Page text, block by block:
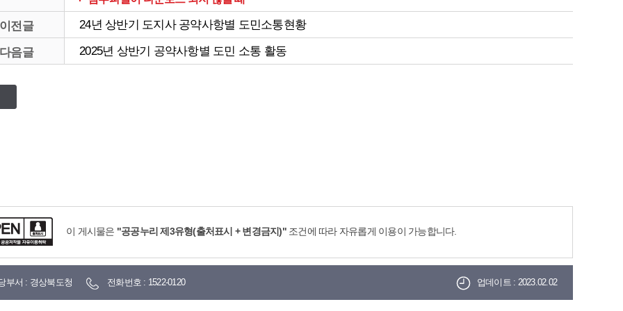
이전글 24년 상반기 도지사 공약사항별 도민소통현황
다음글 2025년 상반기 공약사항별 도민 소통 활동
이 게시물은 "공공누리 제3유형(출처표시 + 변경금지)"조건에 따라 자유롭게 이용이 가능합니다.
부서 : 경상북도청 전화번호 : 1522-0120 업데이트 : 2023.02.02